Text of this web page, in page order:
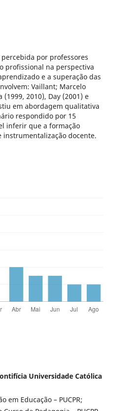
por professores
profissional na perspectiva
e a superação das
Vaillant; Marcelo
(1999, 2010), Day (2001) e
em abordagem qualitativa
respondido por 15
inferir que a formação
docente.
Universidade Católica
em Educação – PUCPR;